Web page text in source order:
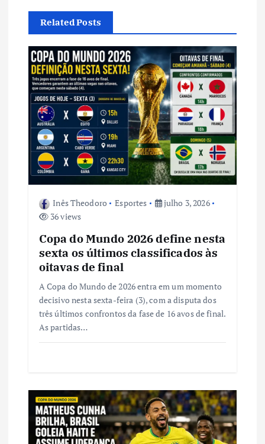
ã
o
d
e
P
o
Related Posts
Inês Theodoro Esportes
julho 3, 2026
36 views
Copa do Mundo 2026 define nesta
sexta os últimos classificados às
oitavas de final
A Copa do Mundo de 2026 entra em um momento
decisivo nesta sexta-feira (3), com a disputa dos
três últimos confrontos da fase de 16 avos de final.
As partidas…